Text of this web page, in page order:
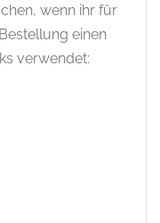
wenn ihr für
einen
verwendet: